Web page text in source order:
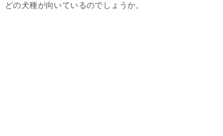
どの犬種が向いているのでしょうか。